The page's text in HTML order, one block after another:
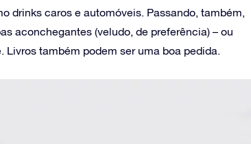
drinks caros e automóveis. Passando, também,
aconchegantes (veludo, de preferência) – ou
Livros também podem ser uma boa pedida.